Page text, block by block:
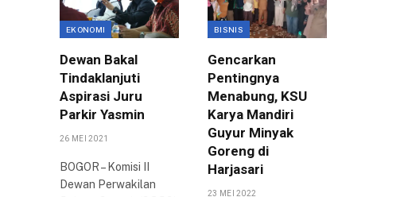
EKONOMI
Dewan Bakal
Tindaklanjuti
Aspirasi Juru
Parkir Yasmin
26 MEI 2021
BOGOR – Komisi II
Dewan Perwakilan
BISNIS
Gencarkan
Pentingnya
Menabung, KSU
Karya Mandiri
Guyur Minyak
Goreng di
Harjasari
23 MEI 2022